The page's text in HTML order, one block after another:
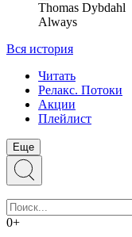
Thomas Dybdahl
Always
Вся история
Читать
Релакс. Потоки
Акции
Плейлист
Еще
0+